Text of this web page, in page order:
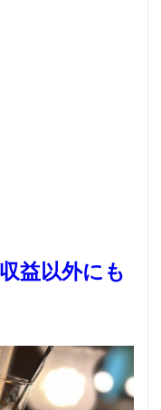
益以外にも